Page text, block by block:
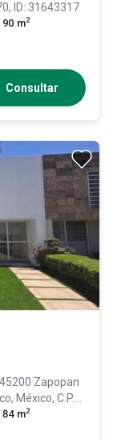
, ID: 31643317
90 m2
Consultar
Zapopan
, México, C.P.
84 m2